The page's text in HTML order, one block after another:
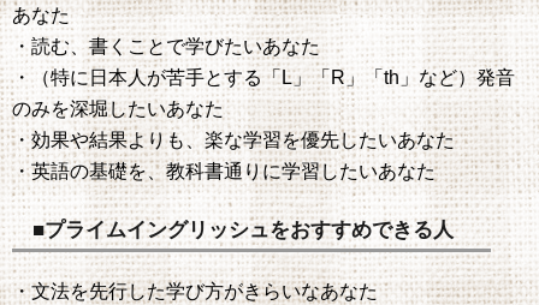
あなた
・読む、書くことで学びたいあなた
・（特に日本人が苦手とする「L」「R」「th」など）発音
のみを深堀したいあなた
・効果や結果よりも、楽な学習を優先したいあなた
・英語の基礎を、教科書通りに学習したいあなた
■プライムイングリッシュをおすすめできる人
・文法を先行した学び方がきらいなあなた